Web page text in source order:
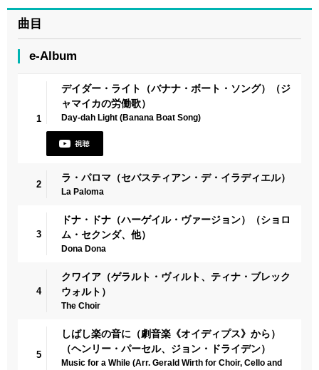
曲目
e-Album
1
デイダー・ライト（バナナ・ボート・ソング）（ジ
ャマイカの労働歌）
Day-dah Light (Banana Boat Song)
2
ラ・パロマ（セバスティアン・デ・イラディエル）
La Paloma
3
ドナ・ドナ（ハーゲイル・ヴァージョン）（ショロ
ム・セクンダ、他）
Dona Dona
4
クワイア（ゲラルト・ヴィルト、ティナ・ブレック
ウォルト）
The Choir
5
しばし楽の音に（劇音楽《オイディプス》から）
（ヘンリー・パーセル、ジョン・ドライデン）
Music for a While (Arr. Gerald Wirth for Choir, Cello and